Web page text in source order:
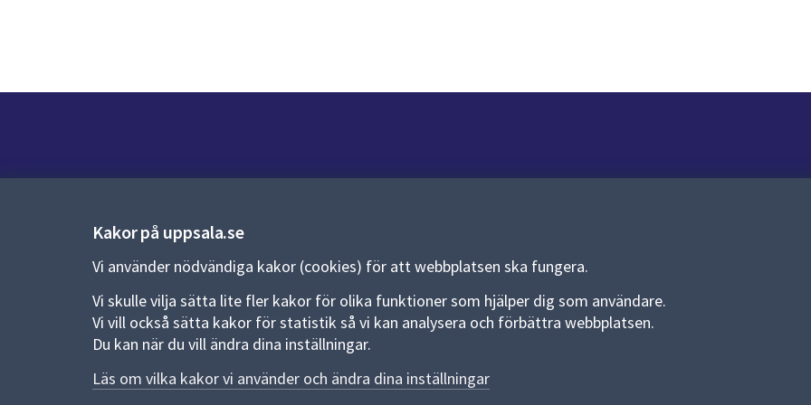
Kakor på uppsala.se
Vi använder nödvändiga kakor (cookies) för att webbplatsen ska fungera.
Vi skulle vilja sätta lite fler kakor för olika funktioner som hjälper dig som användare.
Vi vill också sätta kakor för statistik så vi kan analysera och förbättra webbplatsen.
Du kan när du vill ändra dina inställningar.
Läs om vilka kakor vi använder och ändra dina inställningar
Kontaktcenter:018-727 00 00
E-post:uppsala.kommun@uppsala.se
Fler kontaktvägar
Pressrum
Nyheter och pressmeddelanden
Allmänna handlingar och diarium
Behandling av personuppgifter
Kakor
Språk (other languages)